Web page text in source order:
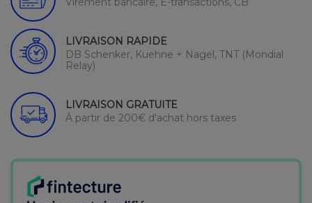
LIVRAISON RAPIDE
DB Schenker, Kuehne + Nagel, TNT (Mondial
Relay)
LIVRAISON GRATUITE
À partir de 200€ d'achat hors taxes